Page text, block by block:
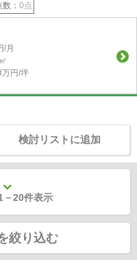
： 0点
/月
円/坪
検討リストに追加
－20件表示
絞り込む